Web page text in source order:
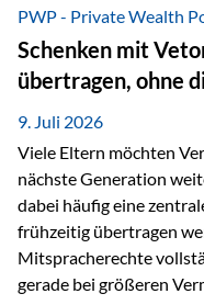
Vermögen verfügen
Ausgangssituation
Vienna-Life eine
Ausgangssituation
Ein…
PWP - Private Wealth
Schenken mit
übertragen, ohne
9. Juli 2026
Viele Eltern möchten
nächste Generation
dabei häufig eine
frühzeitig übertragen
Mitspracherechte
gerade bei größeren